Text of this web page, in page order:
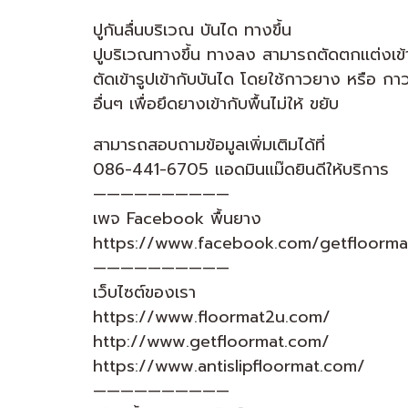
ปูกันลื่นบริเวณ บันได ทางขึ้น
ปูบริเวณทางขึ้น ทางลง สามารถตัดตกเเต่งเ
ตัดเข้ารูปเข้ากับบันได โดยใช้กาวยาง หรือ ก
อื่นๆ เพื่อยึดยางเข้ากับพื้นไม่ให้ ขยับ
สามารถสอบถามข้อมูลเพิ่มเติมได้ที่
086-441-6705 เเอดมินเเม๊ดยินดีให้บริการ
——————————
เพจ Facebook พื้นยาง
https://www.facebook.com/
——————————
เว็บไซต์ของเรา
https://www.floormat2u.com/
http://www.getfloormat.com/
https://www.antislipfloormat.com/
——————————